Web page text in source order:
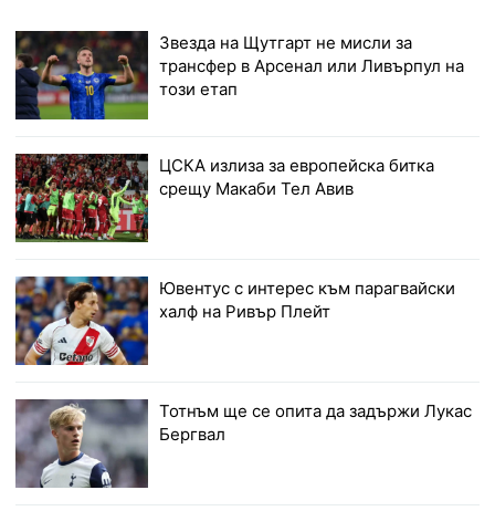
Звезда на Щутгарт не мисли за
трансфер в Арсенал или Ливърпул на
този етап
ЦСКА излиза за европейска битка
срещу Макаби Тел Авив
Ювентус с интерес към парагвайски
халф на Ривър Плейт
Тотнъм ще се опита да задържи Лукас
Бергвал